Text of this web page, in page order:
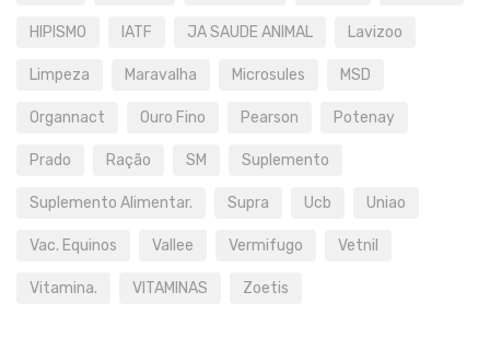
HIPISMO IATF JA SAUDE ANIMAL Lavizoo
Limpeza Maravalha Microsules MSD
Organnact Ouro Fino Pearson Potenay
Prado Ração SM Suplemento
Suplemento Alimentar. Supra Ucb Uniao
Vac. Equinos Vallee Vermifugo Vetnil
Vitamina. VITAMINAS Zoetis